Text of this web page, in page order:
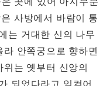
사방에서 바람이 통
는 거대한 신의 나무
안쪽궁으로 향하면
는 옛부터 신앙의
되었다라고 일컫어